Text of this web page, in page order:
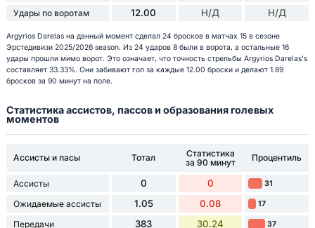
Удары по воротам 12.00 Н/Д Н/Д
Argyrios Darelas на данный момент сделал 24 бросков в матчах 15 в сезоне
Эрстедивизи 2025/2026 season. Из 24 ударов 8 были в ворота, а остальные 16
удары прошли мимо ворот. Это означает, что точность стрельбы Argyrios Darelas's
составляет 33.33%. Они забивают гол за каждые 12.00 броски и делают 1.89
бросков за 90 минут на поле.
Статистика ассистов, пассов и образования голевых
моментов
Ассисты и пасы Тотал
Статистика
за 90 минут
Процентиль
Ассисты 0 0 31
Ожидаемые ассисты 1.05 0.08 17
Передачи 383 30.24 37